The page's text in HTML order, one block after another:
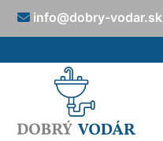
info@dobry-vodar.sk